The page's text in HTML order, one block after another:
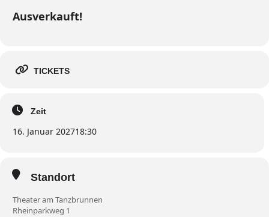
Ausverkauft!
TICKETS
Zeit
16. Januar 202718:30
Standort
Theater am Tanzbrunnen
Rheinparkweg 1